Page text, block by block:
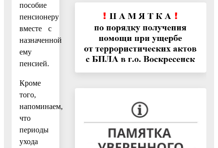
пособие
пенсионеру
вместе с
назначенной
ему
пенсией.
Кроме
того,
напоминаем,
что
периоды
ухода